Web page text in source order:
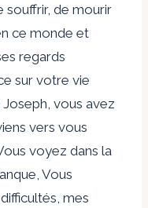
souffrir, de mourir
ce monde et
regards
sur votre vie
vous avez
vers vous
voyez dans la
Vous
mes